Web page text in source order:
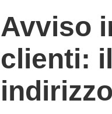
Avviso
clienti: